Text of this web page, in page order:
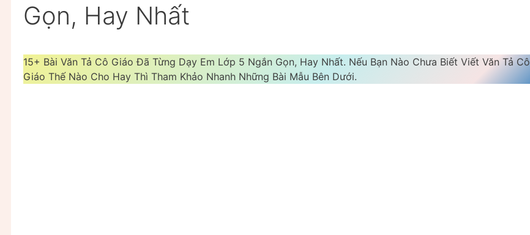
Gọn, Hay Nhất
15+ Bài Văn Tả Cô Giáo Đã Từng Dạy Em Lớp 5 Ngắn Gọn, Hay Nhất. Nếu Bạn Nào Chưa Biết Viết Văn Tả Cô
Giáo Thế Nào Cho Hay Thì Tham Khảo Nhanh Những Bài Mẫu Bên Dưới.